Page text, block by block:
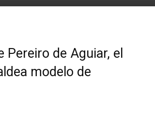
de Aguiar, el
modelo de